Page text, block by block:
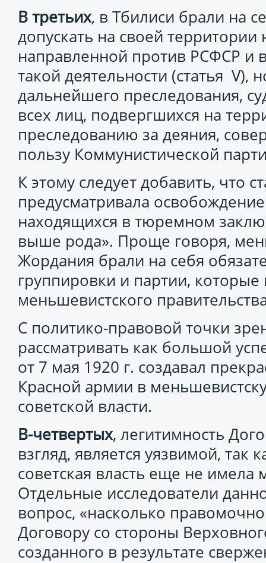
В третьих, в Тбилиси брали на
допускать на своей территории
направленной против РСФСР и
такой деятельности (статья V),
дальнейшего преследования,
всех лиц, подвергшихся на
преследованию за деяния,
пользу Коммунистической
К этому следует добавить, что
предусматривала
находящихся в тюремном
выше рода». Проще говоря,
Жордания брали на себя
группировки и партии,
меньшевистского
С политико-правовой точки
рассматривать как большой
от 7 мая 1920 г. создавал
Красной армии в
советской власти.
В-четвертых, легитимность
взгляд, является уязвимой, так
советская власть еще не
Отдельные исследователи
вопрос, «насколько
Договору со стороны
созданного в результате